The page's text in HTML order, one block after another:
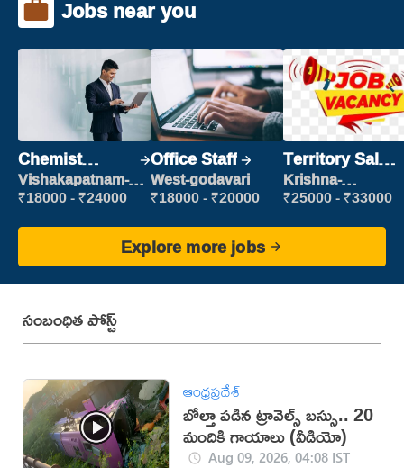
Jobs near you
Chemist
Production
Executive
Vishakapatnam-
new
₹18000 - ₹24000
Office Staff
West-godavari
₹18000 - ₹20000
Territory Sales
Manager
Krishna-
vijayawada
₹25000 - ₹33000
Explore more jobs
సంబంధిత పోస్ట్
ఆంధ్రప్రదేశ్
బోల్తా పడిన ట్రావెల్స్‌ బస్సు.. 20
మందికి గాయాలు (వీడియో)
Aug 09, 2026, 04:08 IST